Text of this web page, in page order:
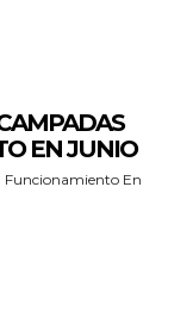
EN JUNIO
Funcionamiento En